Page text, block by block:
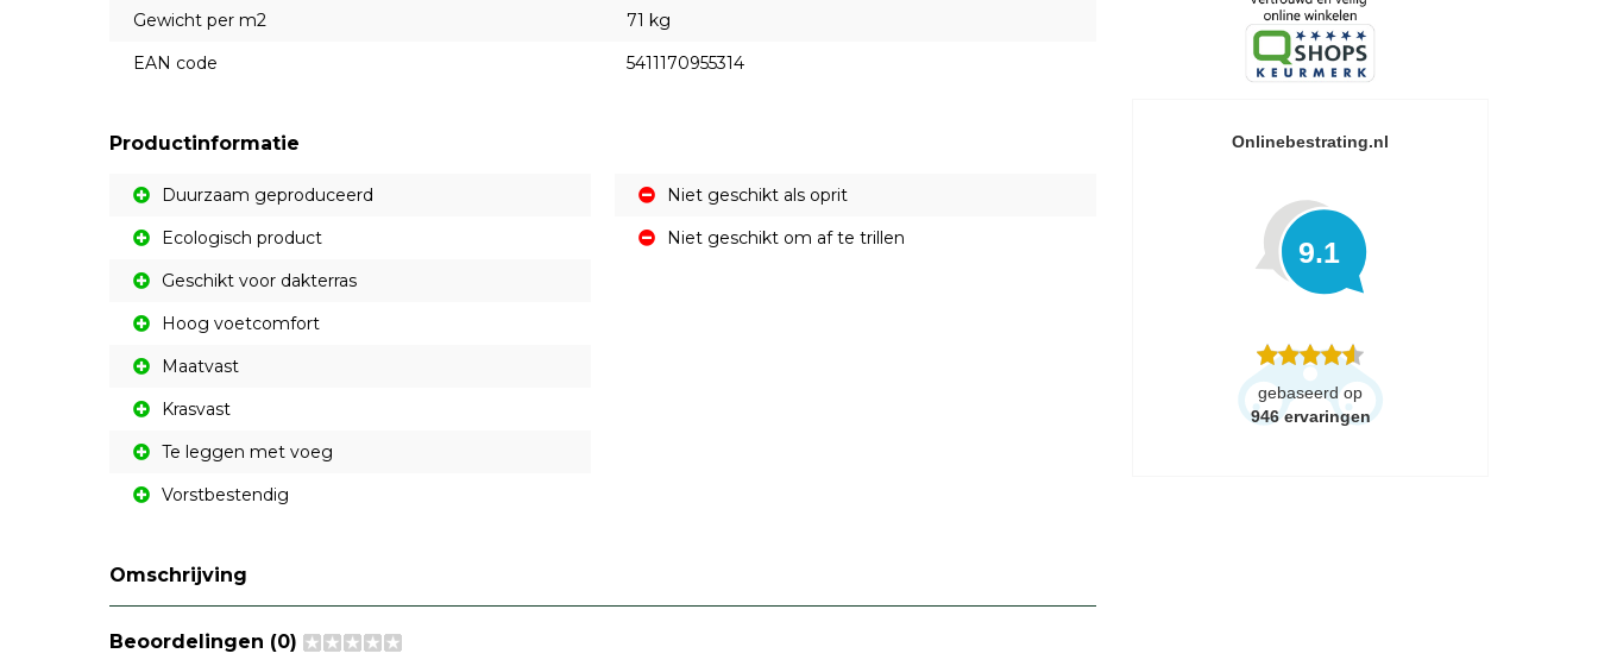
Gewicht per m2
71 kg
EAN code
5411170955314
Productinformatie
Duurzaam geproduceerd
Ecologisch product
Geschikt voor dakterras
Hoog voetcomfort
Maatvast
Krasvast
Te leggen met voeg
Vorstbestendig
Niet geschikt als oprit
Niet geschikt om af te trillen
Omschrijving
Beoordelingen (0)
Onlinebestrating.nl
9.1
gebaseerd op
946 ervaringen